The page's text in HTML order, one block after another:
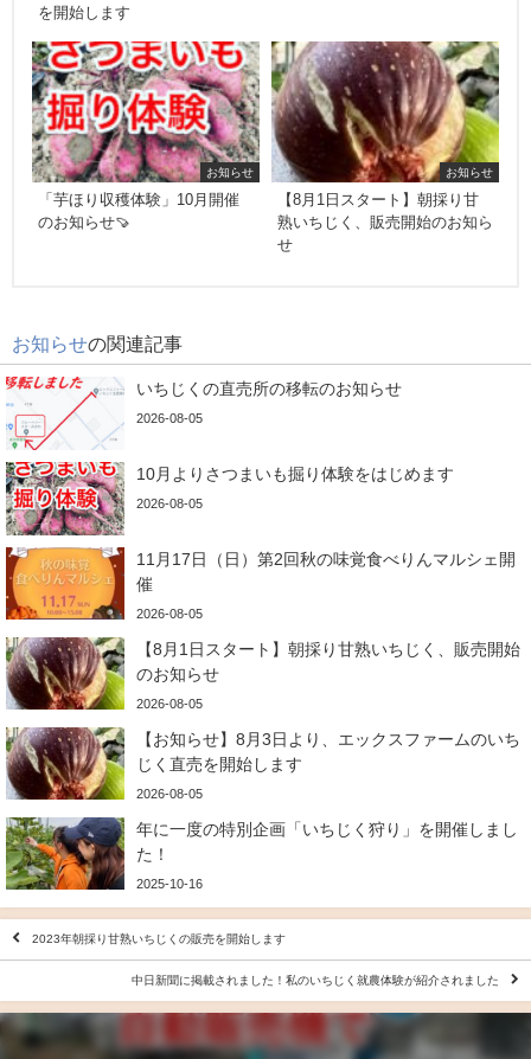
を開始します
お知らせ
「芋ほり収穫体験」10月開催
のお知らせ🍠
お知らせ
【8月1日スタート】朝採り甘
熟いちじく、販売開始のお知ら
せ
お知らせの関連記事
いちじくの直売所の移転のお知らせ
2026-08-05
10月よりさつまいも掘り体験をはじめます
2026-08-05
11月17日（日）第2回秋の味覚食べりんマルシェ開
催
2026-08-05
【8月1日スタート】朝採り甘熟いちじく、販売開始
のお知らせ
2026-08-05
【お知らせ】8月3日より、エックスファームのいち
じく直売を開始します
2026-08-05
年に一度の特別企画「いちじく狩り」を開催しまし
た！
2025-10-16
2023年朝採り甘熟いちじくの販売を開始します
中日新聞に掲載されました！私のいちじく就農体験が紹介されました